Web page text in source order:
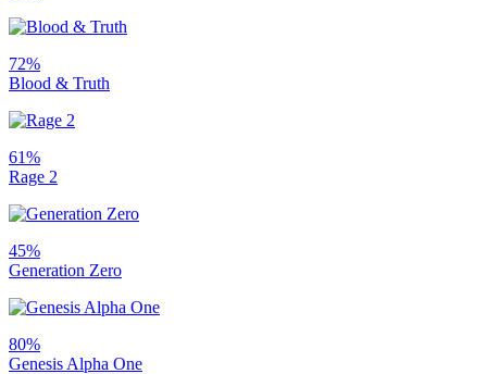
72%
Blood & Truth
61%
Rage 2
45%
Generation Zero
80%
Genesis Alpha One